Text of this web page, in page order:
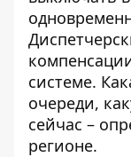
системе.
очереди,
сейчас –
регионе.